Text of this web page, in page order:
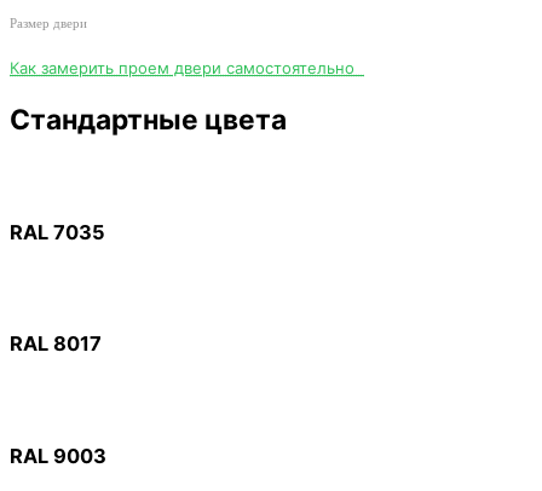
Размер двери
Как замерить проем двери самостоятельно
Стандартные цвета
RAL 7035
RAL 8017
RAL 9003